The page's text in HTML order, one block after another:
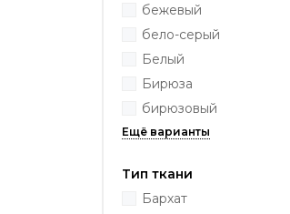
бежевый
бело-серый
Белый
Бирюза
бирюзовый
Тип ткани
Бархат